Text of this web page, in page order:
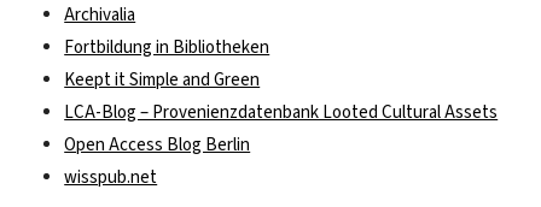
Archivalia
Fortbildung in Bibliotheken
Keept it Simple and Green
LCA-Blog – Provenienzdatenbank Looted Cultural Assets
Open Access Blog Berlin
wisspub.net